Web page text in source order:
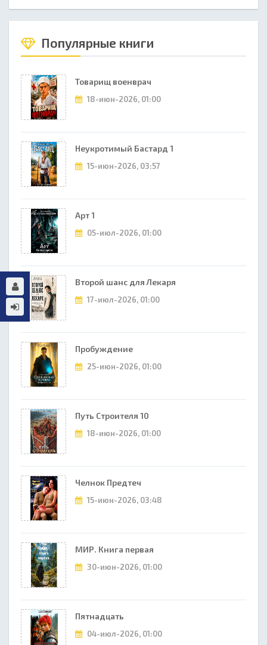
Популярные книги
Товарищ военврач
18-июн-2026, 01:00
Неукротимый Бастард 1
15-июн-2026, 03:57
Арт 1
05-июл-2026, 01:00
Второй шанс для Лекаря
17-июл-2026, 01:00
Пробуждение
25-июн-2026, 01:00
Путь Строителя 10
18-июн-2026, 01:00
Челнок Предтеч
15-июн-2026, 03:48
МИР. Книга первая
30-июн-2026, 01:00
Пятнадцать
04-июл-2026, 01:00